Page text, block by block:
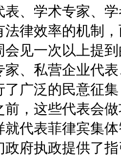
表、学术专家、
法律效率的机制
会见一次以上提
家、私营企业代
了广泛的民意征
前，这些代表会
就代表菲律宾集
政府执政提供了